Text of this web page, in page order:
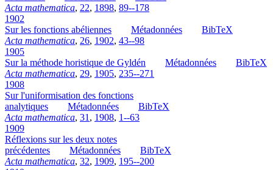
Acta mathematica, 22, 1898, 89--178
1902
Sur les fonctions abéliennes
Métadonnées
BibTeX
Acta mathematica, 26, 1902, 43--98
1905
Sur la méthode horistique de Gyldén
Métadonnées
BibTeX
Acta mathematica, 29, 1905, 235--271
1908
Sur l'uniformisation des fonctions
analytiques
Métadonnées
BibTeX
Acta mathematica, 31 , 1908, 1--63
1909
Réflexions sur les deux notes
précédentes
Métadonnées
BibTeX
Acta mathematica, 32, 1909, 195--200